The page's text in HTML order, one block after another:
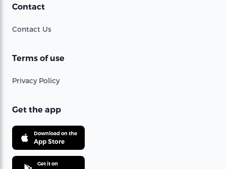
Contact
Contact Us
Terms of use
Privacy Policy
Get the app
Download on the
App Store
Get it on